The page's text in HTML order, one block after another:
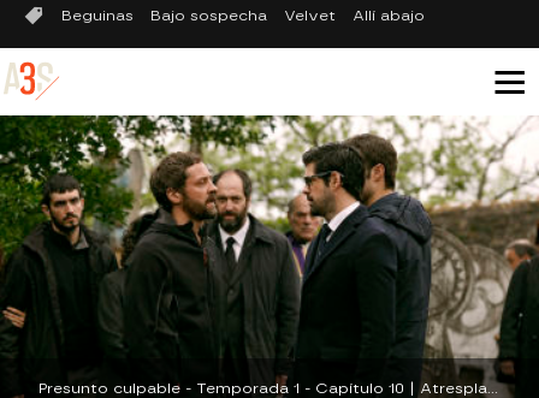
Beguinas Bajo sospecha Velvet Allí abajo
Presunto culpable - Temporada 1 - Capítulo 10 | Atresplayer.com